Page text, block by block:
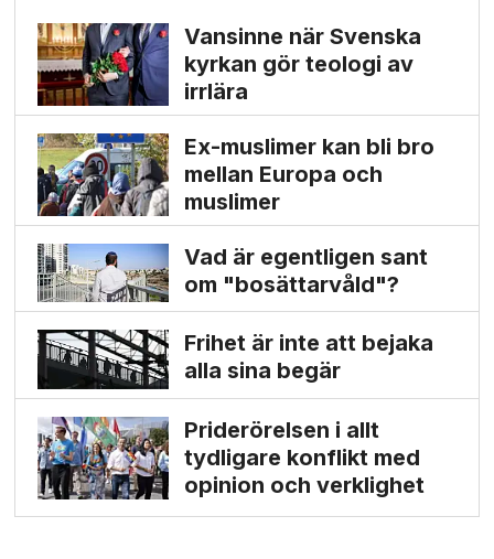
Vansinne när Svenska
kyrkan gör teologi av
irrlära
Ex-muslimer kan bli bro
mellan Europa och
muslimer
Vad är egentligen sant
om "bosättarvåld"?
Frihet är inte att bejaka
alla sina begär
Priderörelsen i allt
tydligare konflikt med
opinion och verklighet